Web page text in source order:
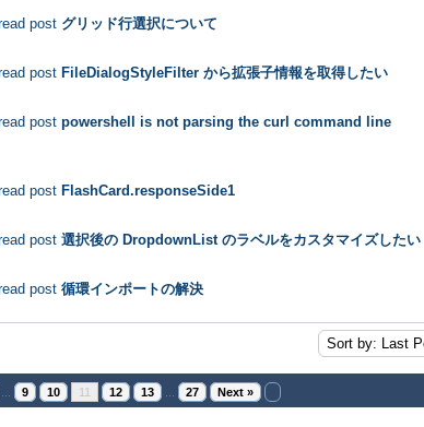
グリッド行選択について
- 2.8 out of 5 in Average
FileDialogStyleFilter から拡張子情報を取得したい
- 2.85 out of 5 in Average
powershell is not parsing the curl command line
- 2.94 out of 5 in Average
FlashCard.responseSide1
- 2.95 out of 5 in Average
選択後の DropdownList のラベルをカスタマイズしたい
- 2.77 out of 5 in Average
循環インポートの解決
- 2.82 out of 5 in Average
9 10 11 12 13 27 Next »